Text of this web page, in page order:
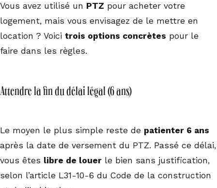
Vous avez utilisé un PTZ pour acheter votre
logement, mais vous envisagez de le mettre en
location ? Voici trois options concrètes pour le
faire dans les règles.
Attendre la fin du délai légal (6 ans)
Le moyen le plus simple reste de patienter 6 ans
après la date de versement du PTZ. Passé ce délai,
vous êtes libre de louer le bien sans justification,
selon l’article L31-10-6 du Code de la construction